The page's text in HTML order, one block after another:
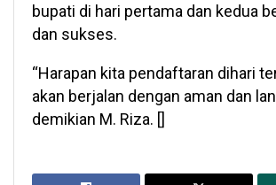
bupati di hari pertama dan kedua
dan sukses.
“Harapan kita pendaftaran dihari
akan berjalan dengan aman dan
demikian M. Riza. []